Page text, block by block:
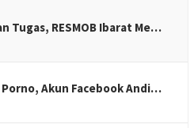
Tugas, RESMOB Ibarat Me…
Akun Facebook Andi…